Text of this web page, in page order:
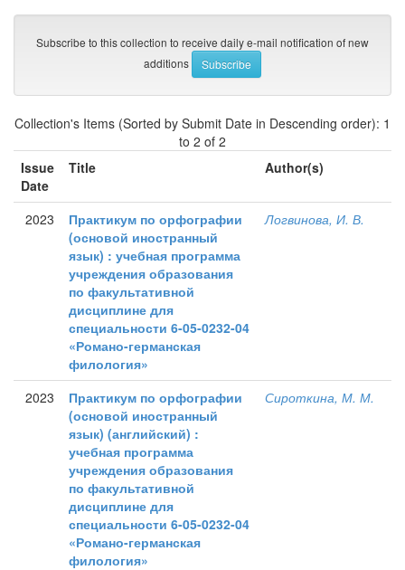
Subscribe to this collection to receive daily e-mail notification of new
additions
Collection's Items (Sorted by Submit Date in Descending order): 1
to 2 of 2
Issue
Date
Title Author(s)
2023
Практикум по орфографии
(основой иностранный
язык) : учебная программа
учреждения образования
по факультативной
дисциплине для
специальности 6-05-0232-04
«Романо-германская
филология»
Логвинова, И. В.
2023
Практикум по орфографии
(основой иностранный
язык) (английский) :
учебная программа
учреждения образования
по факультативной
дисциплине для
специальности 6-05-0232-04
«Романо-германская
филология»
Сироткина, М. М.